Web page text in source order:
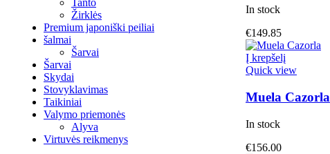
Tanto
Žirklės
Premium japoniški peiliai
šalmai
Šarvai
Šarvai
Skydai
Stovyklavimas
Taikiniai
Valymo priemonės
Alyva
Virtuvės reikmenys
In stock
€149.85
Į krepšelį
Quick view
Muela Cazorla
In stock
€156.00